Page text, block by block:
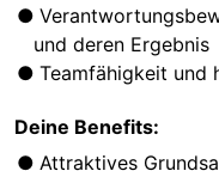
und deren Ergebnis
Teamfähigkeit und
Deine Benefits:
Attraktives